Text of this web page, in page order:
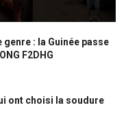
: la Guinée passe
F2DHG
ont choisi la soudure